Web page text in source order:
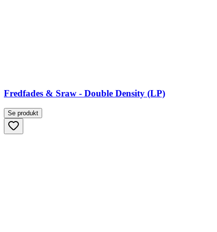
Fredfades & Sraw - Double Density (LP)
Se produkt